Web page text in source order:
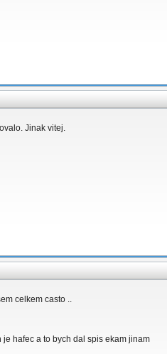
Jinak vitej.
celkem casto ..
hafec a to bych dal spis ekam jinam